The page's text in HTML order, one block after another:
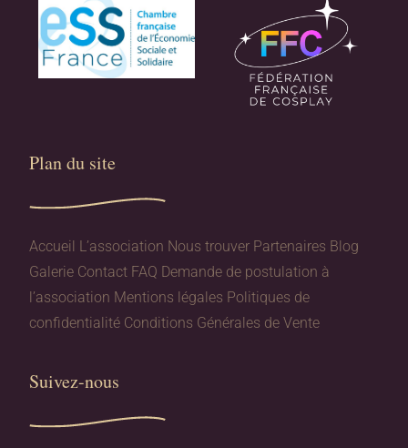
Plan du site​
Accueil L’association Nous trouver Partenaires Blog
Galerie Contact FAQ Demande de postulation à
l’association Mentions légales Politiques de
confidentialité Conditions Générales de Vente
Suivez-nous